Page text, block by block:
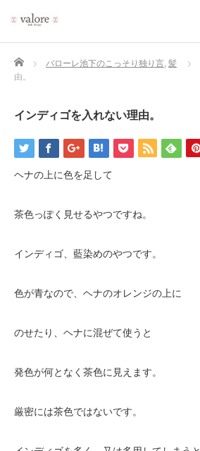
Home バローレ池下のこっそり独り言, 髪
由。
インディゴを入れない理由。
ヘナの上に色を足して
茶色っぽく見せるやつですね。
インディゴ、藍染めのやつです。
色が青なので、ヘナのオレンジの上に
のせたり、ヘナに混ぜて使うと
発色が何となく茶色に見えます。
厳密には茶色ではないです。